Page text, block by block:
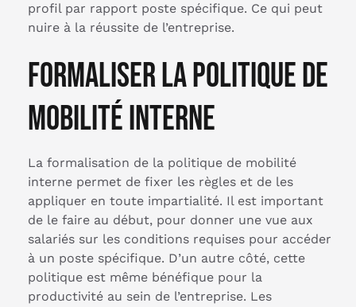
profil par rapport poste spécifique. Ce qui peut
nuire à la réussite de l’entreprise.
Formaliser la politique de
mobilité interne
La formalisation de la politique de mobilité
interne permet de fixer les règles et de les
appliquer en toute impartialité. Il est important
de le faire au début, pour donner une vue aux
salariés sur les conditions requises pour accéder
à un poste spécifique. D’un autre côté, cette
politique est même bénéfique pour la
productivité au sein de l’entreprise. Les